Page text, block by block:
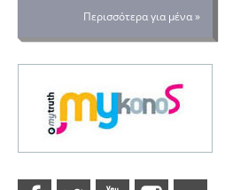
Περισσότερα για μένα »